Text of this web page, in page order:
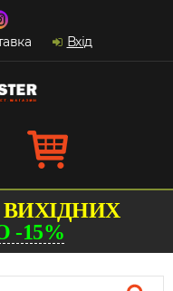
Вхід
15%